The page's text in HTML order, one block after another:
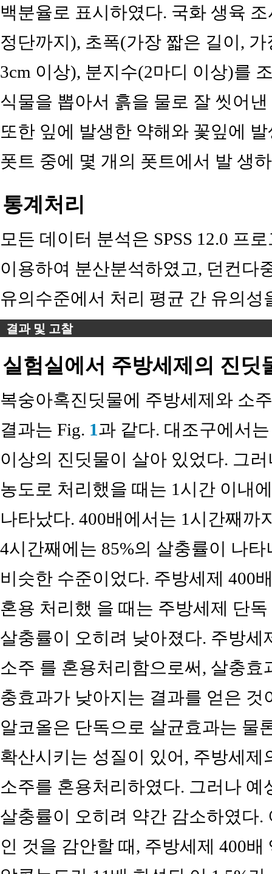
백분율로 표시하였다. 국화 생육
정단까지), 초폭(가장 짧은 길이,
3cm 이상), 분지수(2마디 이상)를
식물을 뽑아서 흙을 물로 잘 씻어
또한 잎에 발생한 약해와 꽃잎에
폿트 중에 몇 개의 폿트에서 발 생
통계처리
모든 데이터 분석은 SPSS 12.0 프
이용하여 분산분석하였고, 던컨다
유의수준에서 처리 평균 간 유의성
결과 및 고찰
실험실에서 주방세제의 진딧
복숭아혹진딧물에 주방세제와 소
결과는 Fig. 1과 같다. 대조구에서
이상의 진딧물이 살아 있었다. 그
농도로 처리했을 때는 1시간 이내
나타났다. 400배에서는 1시간째까
4시간째에는 85%의 살충률이 나
비슷한 수준이었다. 주방세제 400
혼용 처리했 을 때는 주방세제 단
살충률이 오히려 낮아졌다. 주방
소주 를 혼용처리함으로써, 살충
충효과가 낮아지는 결과를 얻은 것
알코올은 단독으로 살균효과는 물
확산시키는 성질이 있어, 주방세
소주를 혼용처리하였다. 그러나
살충률이 오히려 약간 감소하였다.
인 것을 감안할 때, 주방세제 400